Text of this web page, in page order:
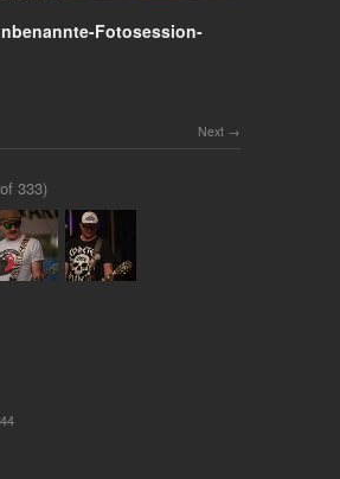
Fotosession-
Next
333)